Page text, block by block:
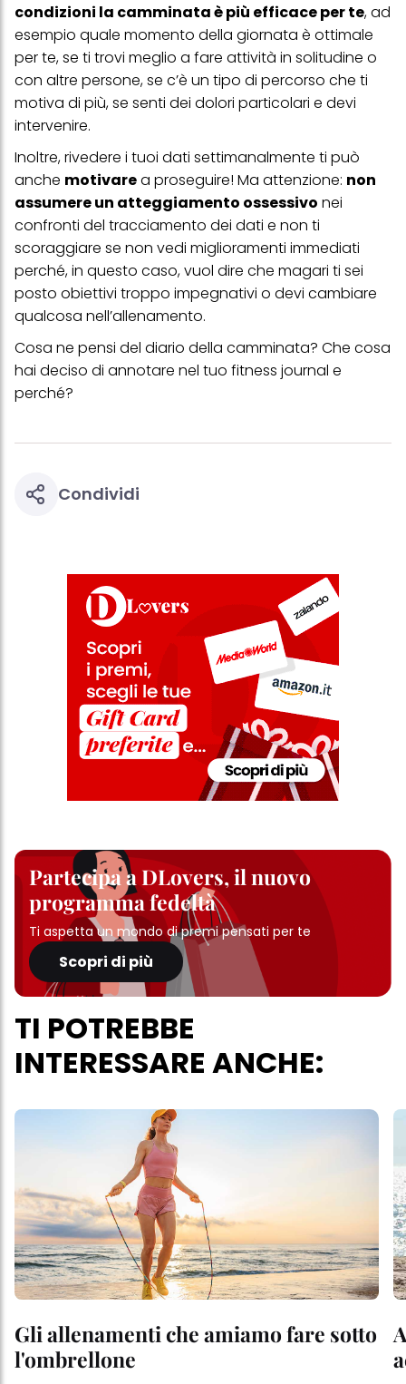
condizioni la camminata è più efficace per te, ad
esempio quale momento della giornata è ottimale
per te, se ti trovi meglio a fare attività in solitudine o
con altre persone, se c’è un tipo di percorso che ti
motiva di più, se senti dei dolori particolari e devi
intervenire.
Inoltre, rivedere i tuoi dati settimanalmente ti può
anche motivarea proseguire! Ma attenzione: non
assumere un atteggiamento ossessivo nei
confronti del tracciamento dei dati e non ti
scoraggiare se non vedi miglioramenti immediati
perché, in questo caso, vuol dire che magari ti sei
posto obiettivi troppo impegnativi o devi cambiare
qualcosa nell’allenamento.
Cosa ne pensi del diario della camminata? Che cosa
hai deciso di annotare nel tuo fitness journal e
perché?
Condividi
Partecipa a DLovers, il nuovo
programma fedeltà
Ti aspetta un mondo di premi pensati per te
Scopri di più
TI POTREBBE
INTERESSARE ANCHE:
Gli allenamenti che amiamo fare sotto
l'ombrellone
informazioni dettagliate su ciascun cookie disponibili facendo
Se fai clic su "Modifica" potrai trovare maggiori informazioni sul
trattamento dei tuoi dati / sull'uso dei cookie e consentirli per uno o
più degli scopi sopra menzionati. Cliccando su "Accetta tutto",
acconsenti all'uso dei cookie e al trattamento dei tuoi dati
personali per tutte le finalità sopra indicate. Se fai clic su "Rifiuta",
verranno utilizzati solo i cookie tecnicamente necessari per fornirti